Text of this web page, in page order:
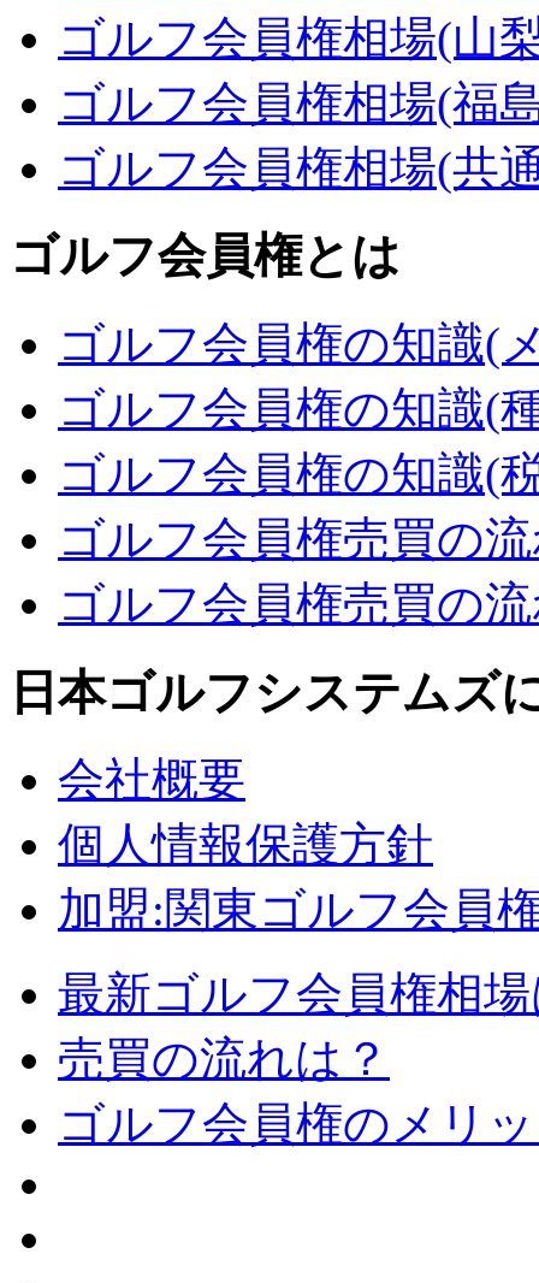
ゴルフ会員権相場(山
ゴルフ会員権相場(福
ゴルフ会員権相場(共
ゴルフ会員権とは
ゴルフ会員権の知識(
ゴルフ会員権の知識(
ゴルフ会員権の知識(
ゴルフ会員権売買の
ゴルフ会員権売買の
日本ゴルフシステムズ
会社概要
個人情報保護方針
加盟:関東ゴルフ会員
最新ゴルフ会員権相
売買の流れは？
ゴルフ会員権のメリ